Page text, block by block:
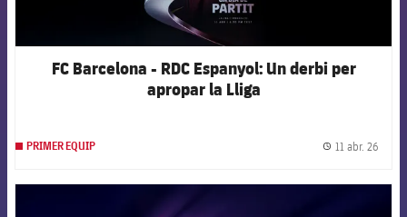
FC Barcelona - RDC Espanyol: Un derbi per
apropar la Lliga
PRIMER EQUIP 11 abr. 26